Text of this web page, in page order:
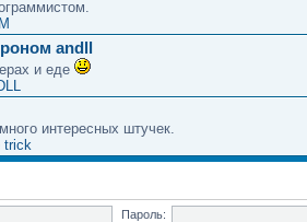
andll
и еде
интересных штучек.
trick
Пароль: